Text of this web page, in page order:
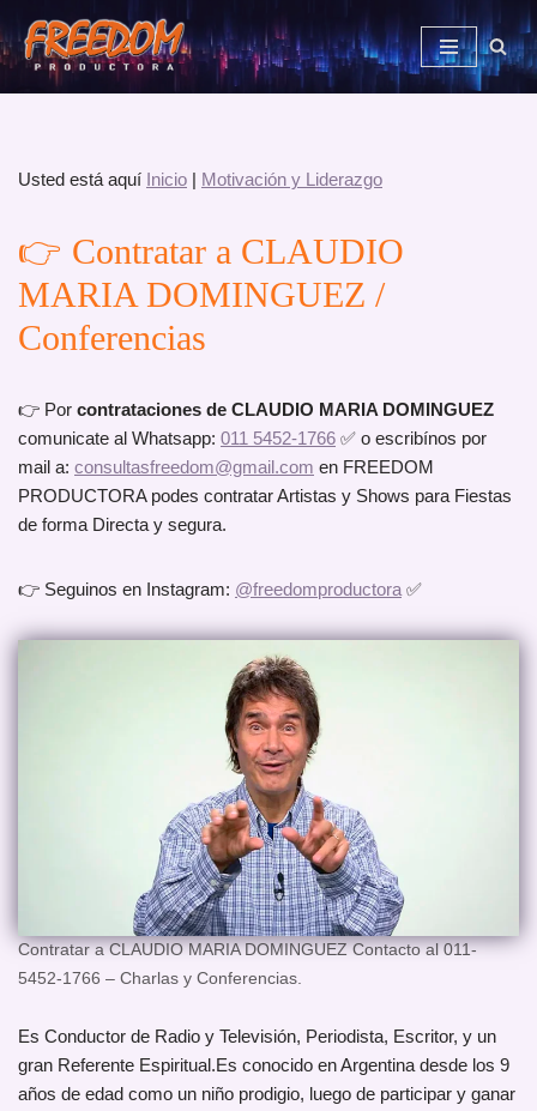
Saltar
al
Usted está aquí Inicio | Motivación y Liderazgo
👉 Contratar a CLAUDIO
MARIA DOMINGUEZ /
Conferencias
👉 Por contrataciones de CLAUDIO MARIA DOMINGUEZ
comunicate al Whatsapp: 011 5452-1766 ✅ o escribínos por
mail a: consultasfreedom@gmail.com en FREEDOM
PRODUCTORA podes contratar Artistas y Shows para Fiestas
de forma Directa y segura.
👉 Seguinos en Instagram: @freedomproductora ✅
Contratar a CLAUDIO MARIA DOMINGUEZ Contacto al 011-
5452-1766 – Charlas y Conferencias.
Es Conductor de Radio y Televisión, Periodista, Escritor, y un
gran Referente Espiritual.Es conocido en Argentina desde los 9
años de edad como un niño prodigio, luego de participar y ganar